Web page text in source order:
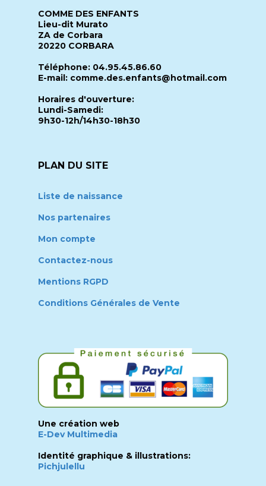
COMME DES ENFANTS
Lieu-dit Murato
ZA de Corbara
20220 CORBARA
Téléphone: 04.95.45.86.60
E-mail: comme.des.enfants@hotmail.com
Horaires d'ouverture:
Lundi-Samedi:
9h30-12h/14h30-18h30
PLAN DU SITE
Liste de naissance
Nos partenaires
Mon compte
Contactez-nous
Mentions RGPD
Conditions Générales de Vente
Une création web
E-Dev Multimedia
Identité graphique & illustrations:
Pichjulellu